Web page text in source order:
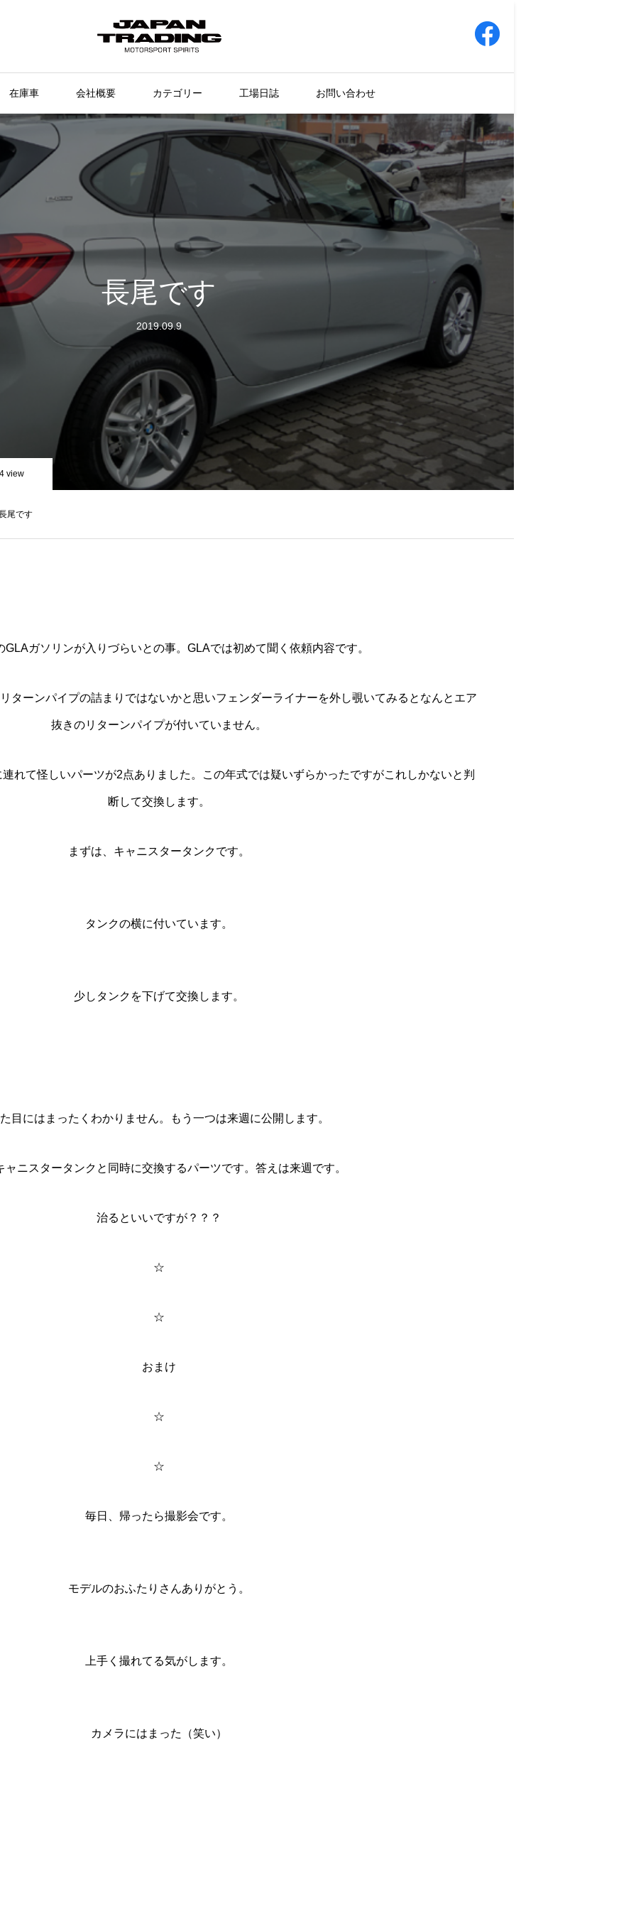
在庫車 会社概要 カテゴリー 工場日誌 お問い合わせ
長尾です
2019.09.9
view
尾です
GLAガソリンが入りづらいとの事。GLAでは初めて聞く依頼内容です。
ターンパイプの詰まりではないかと思いフェンダーライナーを外し覗いてみるとなんとエア
抜きのリターンパイプが付いていません。
れて怪しいパーツが2点ありました。この年式では疑いずらかったですがこれしかないと判
断して交換します。
まずは、キャニスタータンクです。
タンクの横に付いています。
少しタンクを下げて交換します。
目にはまったくわかりません。もう一つは来週に公開します。
ャニスタータンクと同時に交換するパーツです。答えは来週です。
治るといいですが？？？
☆
☆
おまけ
☆
☆
毎日、帰ったら撮影会です。
モデルのおふたりさんありがとう。
上手く撮れてる気がします。
カメラにはまった（笑い）